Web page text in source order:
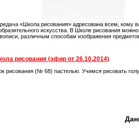
«Школа рисования» адресована всем, кому
искусства. В Школе рисования
различным способам изображения
рисования (эфир от 26.10.2014)
рисования (№ 68) пастелью. Учимся рисовать